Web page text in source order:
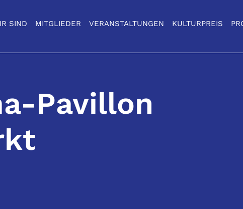
SIND MITGLIEDER VERANSTALTUNGEN KULTURPREIS
Pavillon